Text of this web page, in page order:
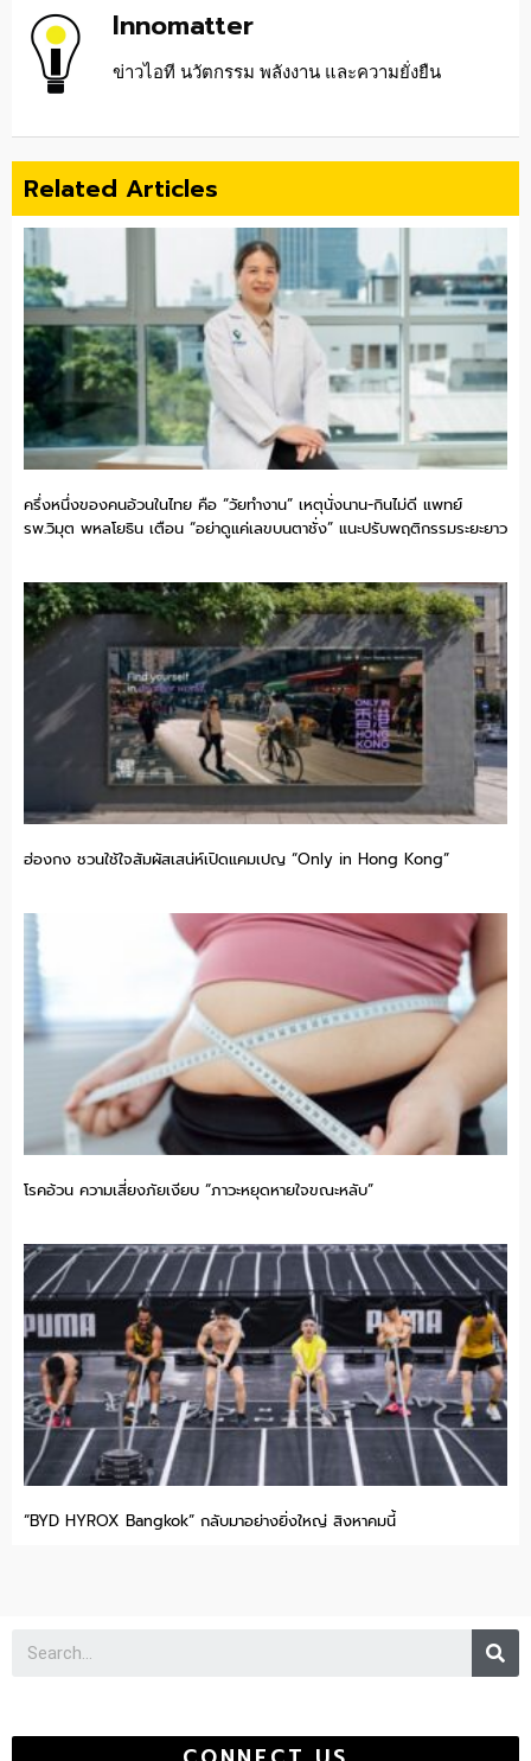
Innomatter
ข่าวไอที นวัตกรรม พลังงาน และความยั่งยืน
Related Articles
ครึ่งหนึ่งของคนอ้วนในไทย คือ “วัยทำงาน” เหตุนั่งนาน-กินไม่ดี แพทย์
รพ.วิมุต พหลโยธิน เตือน “อย่าดูแค่เลขบนตาชั่ง” แนะปรับพฤติกรรมระยะยาว
ฮ่องกง ชวนใช้ใจสัมผัสเสน่ห์เปิดแคมเปญ “Only in Hong Kong”
โรคอ้วน ความเสี่ยงภัยเงียบ “ภาวะหยุดหายใจขณะหลับ”
“BYD HYROX Bangkok” กลับมาอย่างยิ่งใหญ่ สิงหาคมนี้